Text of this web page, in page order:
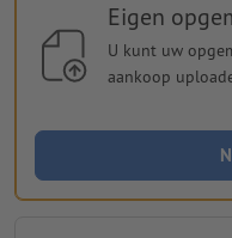
Eigen
U kunt uw
aankoop